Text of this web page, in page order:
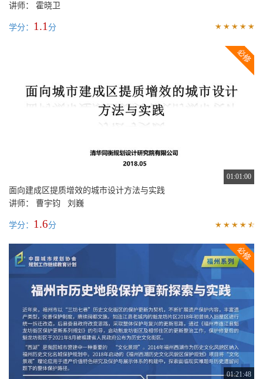
讲师： 霍晓卫
学分： 1.1 分
01:01:00
面向建成区提质增效的城市设计方法与实践
讲师： 曹宇钧 刘巍
学分： 1.6分
01:21:48